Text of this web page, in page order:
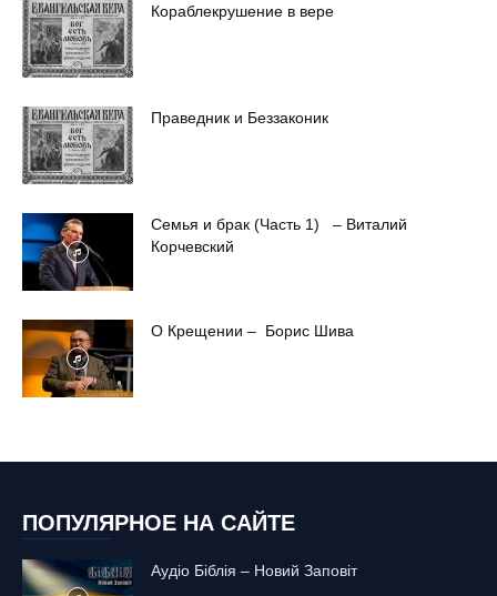
Кораблекрушение в вере
Праведник и Беззаконик
Семья и брак (Часть 1) – Виталий
Корчевский
О Крещении – Борис Шива
ПОПУЛЯРНОЕ НА САЙТЕ
Аудіо Біблія – Новий Заповіт